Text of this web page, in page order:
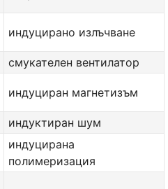
индуцирано излъчване
смукателен вентилатор
индуциран магнетизъм
индуктиран шум
индуцирана
полимеризация